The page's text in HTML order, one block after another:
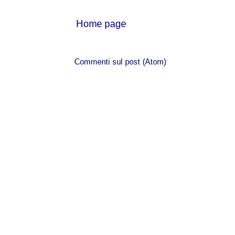
Home page
Commenti sul post (Atom)